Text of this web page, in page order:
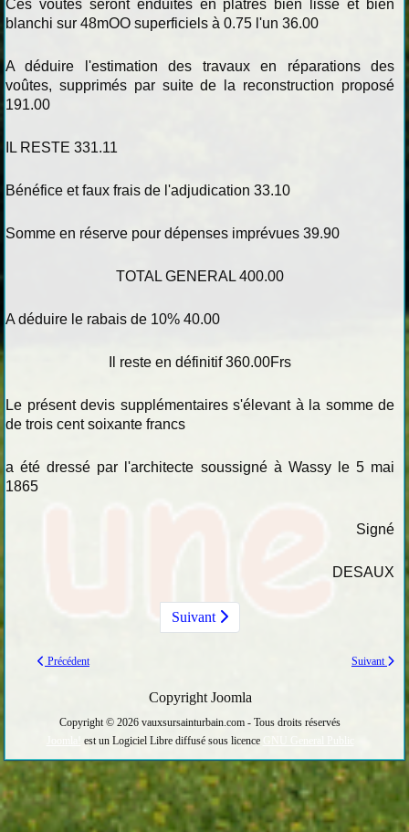
Ces voûtes seront enduites en plâtres bien lissé et bien
blanchi sur 48mOO superficiels à 0.75 l'un 36.00
A déduire l'estimation des travaux en réparations des
voûtes, supprimés par suite de la reconstruction proposé
191.00
IL RESTE 331.11
Bénéfice et faux frais de l'adjudication 33.10
Somme en réserve pour dépenses imprévues 39.90
TOTAL GENERAL 400.00
A déduire le rabais de 10% 40.00
Il reste en définitif 360.00Frs
Le présent devis supplémentaires s'élevant à la somme de
de trois cent soixante francs
a été dressé par l'architecte soussigné à Wassy le 5 mai
1865
Signé
DESAUX
Suivant
Précédent Suivant
Copyright Joomla
Copyright © 2026 vauxsursainturbain.com - Tous droits réservés
est un Logiciel Libre diffusé sous licence